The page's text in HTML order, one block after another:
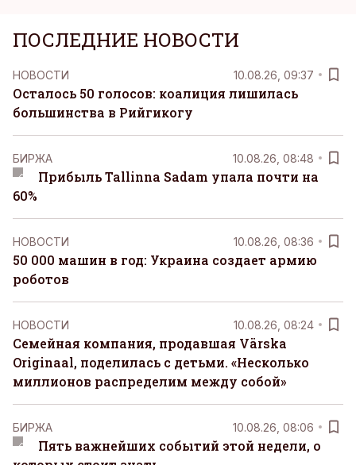
ПОСЛЕДНИЕ НОВОСТИ
НОВОСТИ 10.08.26, 09:37
Осталось 50 голосов: коалиция лишилась
большинства в Рийгикогу
БИРЖА 10.08.26, 08:48
Прибыль Tallinna Sadam упала почти на
60%
НОВОСТИ 10.08.26, 08:36
50 000 машин в год: Украина создает армию
роботов
НОВОСТИ 10.08.26, 08:24
Семейная компания, продавшая Värska
Originaal, поделилась с детьми. «Несколько
миллионов распределим между собой»
БИРЖА 10.08.26, 08:06
Пять важнейших событий этой недели, о